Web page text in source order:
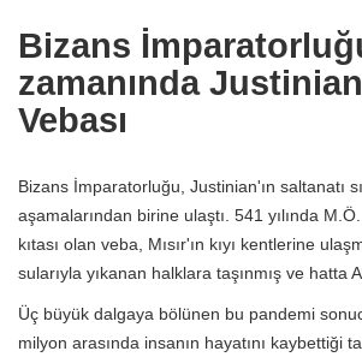
Bizans
zamanında
Vebası
Bizans İmparatorluğu, Justinian'ın saltanatı
aşamalarından birine ulaştı. 541 yılında
kıtası olan veba, Mısır'ın kıyı kentlerine
sularıyla yıkanan halklara taşınmış ve hatta
Üç büyük dalgaya bölünen bu pandemi
milyon arasında insanın hayatını kaybettiği